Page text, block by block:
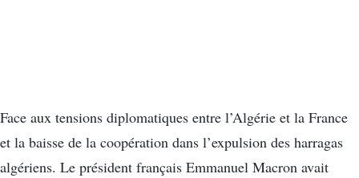
Face aux tensions diplomatiques entre l’Algérie et la France
et la baisse de la coopération dans l’expulsion des harragas
algériens. Le président français Emmanuel Macron avait